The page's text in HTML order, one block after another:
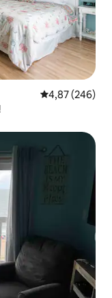
Gemiddelde
4,87 (246)